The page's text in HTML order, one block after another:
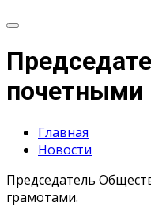
почетными
Главная
Новости
Председатель
грамотами.